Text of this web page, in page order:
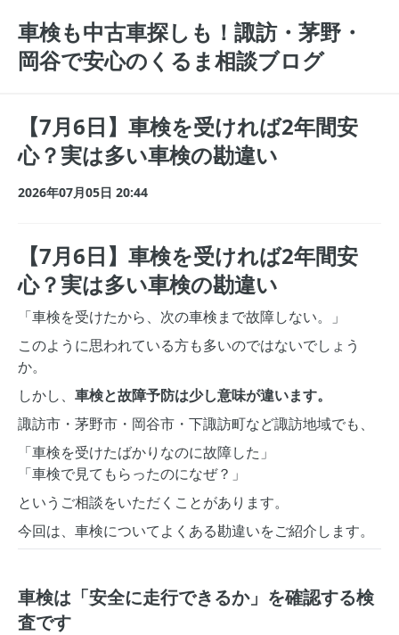
車検も中古車探しも！諏訪・茅野・
岡谷で安心のくるま相談ブログ
【7月6日】車検を受ければ2年間安
心？実は多い車検の勘違い
2026年07月05日 20:44
【7月6日】車検を受ければ2年間安
心？実は多い車検の勘違い
「車検を受けたから、次の車検まで故障しない。」
このように思われている方も多いのではないでしょう
か。
しかし、 車検と故障予防は少し意味が違います。
諏訪市・茅野市・岡谷市・下諏訪町など諏訪地域でも、
「車検を受けたばかりなのに故障した」
「車検で見てもらったのになぜ？」
というご相談をいただくことがあります。
今回は、車検についてよくある勘違いをご紹介します。
車検は「安全に走行できるか」を確認する検
査です